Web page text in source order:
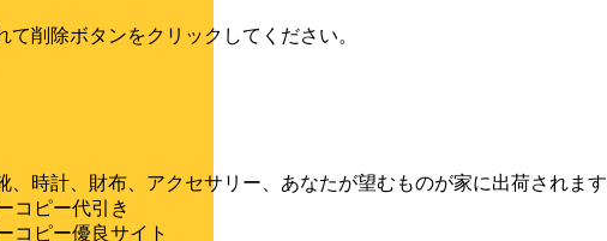
削除ボタンをクリックしてください。
、時計、財布、アクセサリー、あなたが望むものが家に出荷されます
コピー代引き
コピー優良サイト